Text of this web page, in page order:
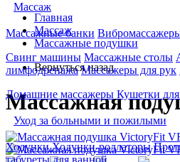
Массаж
Массажные банки
Свинг машины Массажные столы
лимфодренажа Массажеры для рук
Домашние массажеры Кушетки
Уход за больными и пожилыми
ХодункиХодунки-роллаторы
табуреты для ванной
Главная
Массаж
Массажные подушки
Вернуться назад
Массажная